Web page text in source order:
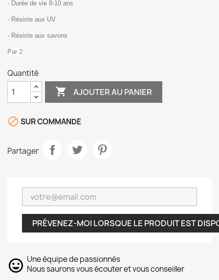
- Durée de vie 8-10 ans
- Résiste aux UV
- Résiste aux savons
Par 2
Quantité
 AJOUTER AU PANIER
 SUR COMMANDE
Partager
PRÉVENEZ-MOI LORSQUE LE PRODUIT EST
Une équipe de passionnés
Nous saurons vous écouter et vous conseiller